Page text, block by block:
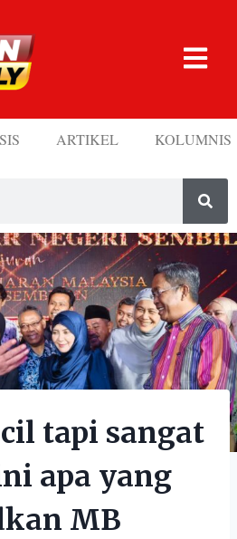
ARTIKEL KOLUMNIS
tapi sangat
apa yang
MB